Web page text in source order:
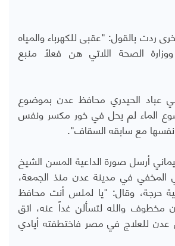
ردت بالقول: "عقبى للكهرباء والمياه
ووزارة الصحة اللاتي هن فعلاً منبع
عباد الحيدري محافظ عدن بموضوع
الماء لم يحل في خور مكسر ونفس
نفسها مع سابقه السقاف".
أرسل صورة الداعية المسن الشيخ
المخفي في مدينة عدن منذ الجمعة،
حرجة، وقال: "يا لملس أنت محافظ
والله لتسألن غداً عنه، اتق
عدن للعلاج في مصر فاختطفته أيادي